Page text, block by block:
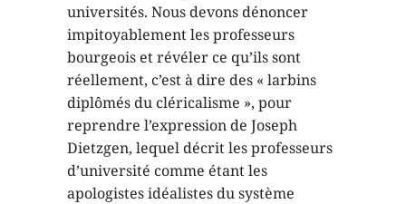
universités. Nous devons dénoncer
impitoyablement les professeurs
bourgeois et révéler ce qu’ils sont
réellement, c’est à dire des « larbins
diplômés du cléricalisme », pour
reprendre l’expression de Joseph
Dietzgen, lequel décrit les professeurs
d’université comme étant les
apologistes idéalistes du système